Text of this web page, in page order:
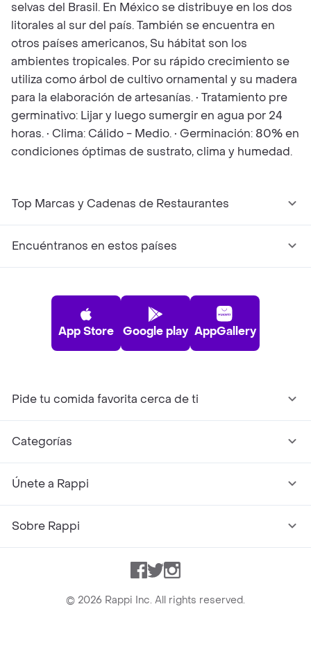
selvas del Brasil. En México se distribuye en los dos
litorales al sur del país. También se encuentra en
otros países americanos, Su hábitat son los
ambientes tropicales. Por su rápido crecimiento se
utiliza como árbol de cultivo ornamental y su madera
para la elaboración de artesanías. • Tratamiento pre
germinativo: Lijar y luego sumergir en agua por 24
horas. • Clima: Cálido - Medio. • Germinación: 80% en
condiciones óptimas de sustrato, clima y humedad.
Top Marcas y Cadenas de Restaurantes
Encuéntranos en estos países
App Store Google play AppGallery
Pide tu comida favorita cerca de ti
Categorías
Únete a Rappi
Sobre Rappi
Facebook
TwitterInstagram
© 2026 Rappi Inc. All rights reserved.